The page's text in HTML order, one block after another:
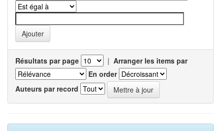
Résultats par page | Arranger les items par
En order
Auteurs par record